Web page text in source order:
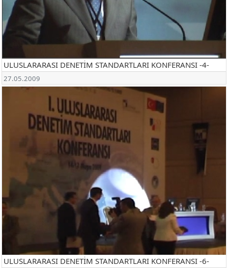
ULUSLARARASI DENETİM STANDARTLARI KONFERANSI -4-
27.05.2009
ULUSLARARASI DENETİM STANDARTLARI KONFERANSI -6-